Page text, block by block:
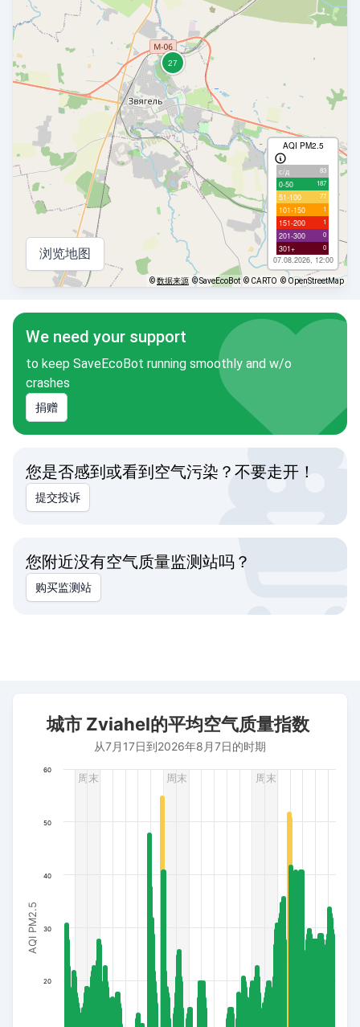
AQI PM2.5
с/д 83
0-50 187
51-100 77
101-150 1
151-200 1
201-300 0
301+ 0
07.08.2026, 12:00
浏览地图
©数据来源 © SaveEcoBot © CARTO © OpenStreetMap
We need your support
to keep SaveEcoBot running smoothly and w/o
crashes
捐赠
您是否感到或看到空气污染？不要走开！
提交投诉
您附近没有空气质量监测站吗？
购买监测站
Bar chart with 496 bars.
从7月17日到2026年8月7日的时期
The chart has 1 Y axis displaying AQI PM2.5. Data ranges
周末
周末
周末
AQI PM2.5
城市 Zviahel的平均空气质量指数
从7月17日到2026年8月7日的时期
20
30
40
50
60